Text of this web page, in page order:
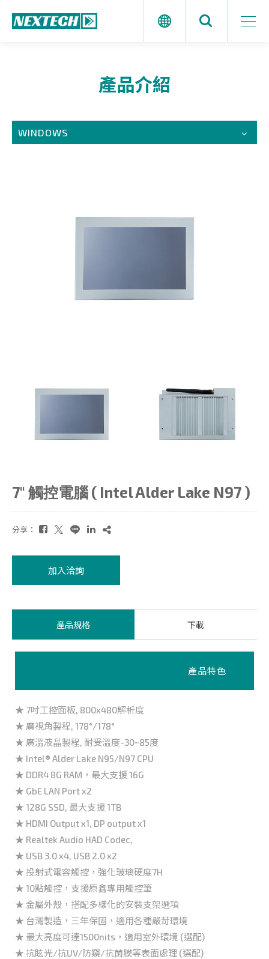
產品介紹
WINDOWS
7" 觸控電腦 ( Intel Alder Lake N97 )
分享：
加入洽詢
產品規格 下載
產品特色
★ 7吋工控面板, 800x480解析度
★ 廣視角製程, 178°/178°
★ 廣溫液晶製程, 耐受溫度-30~85度
★ Intel® Alder Lake N95/N97 CPU
★ DDR4 8G RAM，最大支援 16G
★ GbE LAN Port x2
★ 128G SSD, 最大支援 1TB
★ HDMI Output x1, DP output x1
★ Realtek Audio HAD Codec,
★ USB 3.0 x4, USB 2.0 x2
★ 投射式電容觸控，強化玻璃硬度7H
★ 10點觸控，支援原鑫專用觸控筆
★ 金屬外殼，搭配多樣化的安裝支架選項
★ 台灣製造，三年保固，適用各種嚴苛環境
★ 最大亮度可達1500nits，適用室外環境 (選配)
★ 抗眩光/抗UV/防窺/抗菌膜等表面處理 (選配)